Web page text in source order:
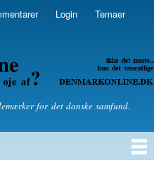
Login Temaer
om politik
for det danske samfund.